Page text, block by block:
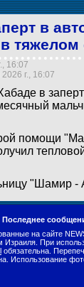
в
тяжелом
16:07
г., 16:07
в
помощи
"Шамир
Последнее
на сайте
Израиля. При
обязательна.
Использование